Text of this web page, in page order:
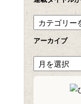
アーカイブ